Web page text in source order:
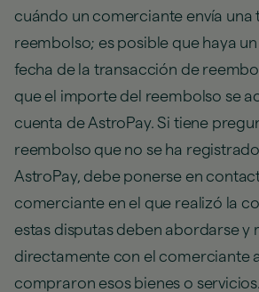
cuándo un comerciante envía una
reembolso; es posible que haya
fecha de la transacción de
que el importe del reembolso se
cuenta de AstroPay. Si tiene
reembolso que no se ha
AstroPay, debe ponerse en
comerciante en el que realizó la
estas disputas deben abordarse y
directamente con el comerciante
compraron esos bienes o servicios.